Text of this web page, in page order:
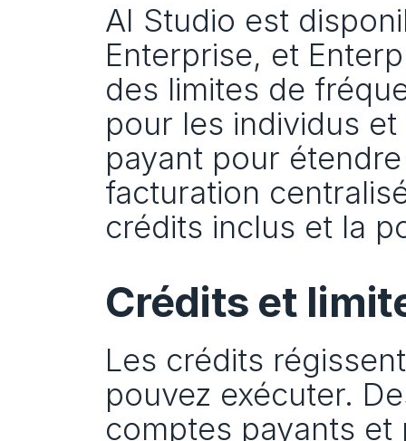
AI Studio est
Enterprise, et
des limites de
pour les individus
payant pour
facturation
crédits inclus et la
Crédits et
Les crédits
pouvez exécuter.
comptes payants